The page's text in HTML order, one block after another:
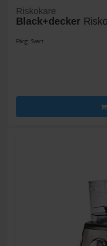
Riskokare
Black+decker
Färg: Svart